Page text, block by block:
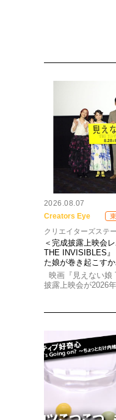
2026.08.07
Creators Eye
クリエイターズステ
＜完成披露上映会
THE INVISIBLES
た娘が巻き起こす
映画『見えない娘
披露上映会が2026